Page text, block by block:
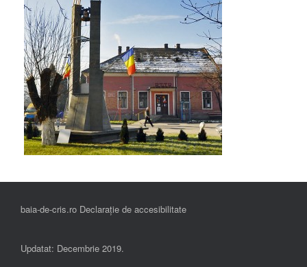
baia-de-cris.ro Declarație de accesibilitate
Updatat: Decembrie 2019.